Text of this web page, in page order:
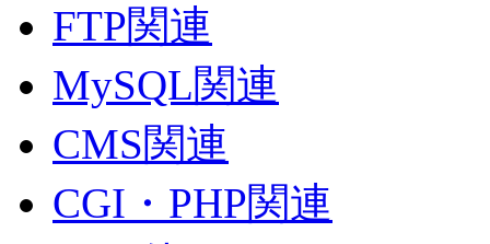
FTP関連
MySQL関連
CMS関連
CGI・PHP関連